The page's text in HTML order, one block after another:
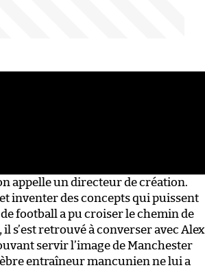
appelle un directeur de création.
inventer des concepts qui puissent
football a pu croiser le chemin de
s’est retrouvé à converser avec Alex
servir l’image de Manchester
entraîneur mancunien ne lui a